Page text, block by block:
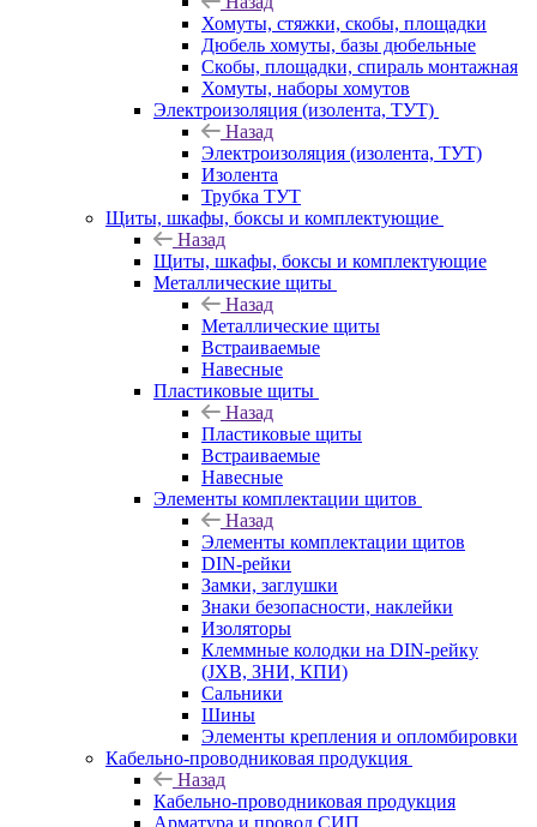
Хомуты, стяжки, скобы, площадки
Дюбель хомуты, базы дюбельные
Скобы, площадки, спираль монтажная
Хомуты, наборы хомутов
Электроизоляция (изолента, ТУТ)
Назад
Электроизоляция (изолента, ТУТ)
Изолента
Трубка ТУТ
Щиты, шкафы, боксы и комплектующие
Назад
Щиты, шкафы, боксы и комплектующие
Металлические щиты
Назад
Металлические щиты
Встраиваемые
Навесные
Пластиковые щиты
Назад
Пластиковые щиты
Встраиваемые
Навесные
Элементы комплектации щитов
Назад
Элементы комплектации щитов
DIN-рейки
Замки, заглушки
Знаки безопасности, наклейки
Изоляторы
Клеммные колодки на DIN-рейку
(JXB, ЗНИ, КПИ)
Сальники
Шины
Элементы крепления и опломбировки
Кабельно-проводниковая продукция
Назад
Кабельно-проводниковая продукция
Арматура и провод СИП